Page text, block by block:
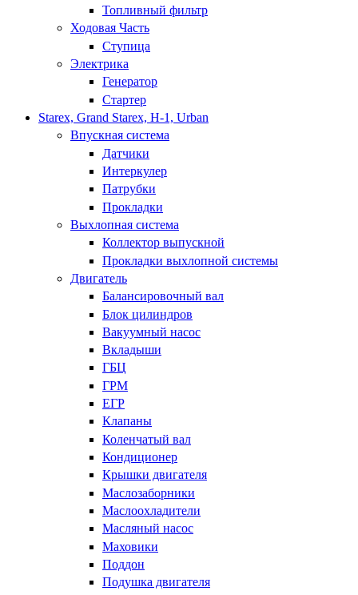
Топливный фильтр
Ходовая Часть
Ступица
Электрика
Генератор
Стартер
Starex, Grand Starex, H-1, Urban
Впускная система
Датчики
Интеркулер
Патрубки
Прокладки
Выхлопная система
Коллектор выпускной
Прокладки выхлопной системы
Двигатель
Балансировочный вал
Блок цилиндров
Вакуумный насос
Вкладыши
ГБЦ
ГРМ
ЕГР
Клапаны
Коленчатый вал
Кондиционер
Крышки двигателя
Маслозаборники
Маслоохладители
Масляный насос
Маховики
Поддон
Подушка двигателя